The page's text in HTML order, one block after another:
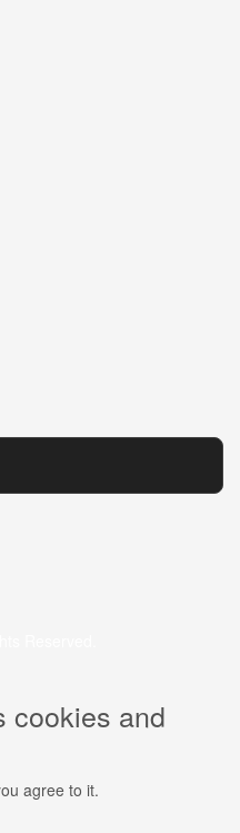
cookies and
agree to it.